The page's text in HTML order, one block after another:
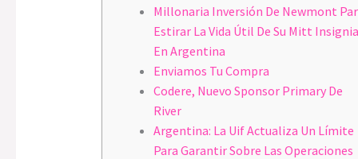
Millonaria Inversión De Newmont
Estirar La Vida Útil De Su Mitt Insignia
En Argentina
Enviamos Tu Compra
Codere, Nuevo Sponsor Primary De
River
Argentina: La Uif Actualiza Un Límite
Para Garantir Sobre Las Operaciones